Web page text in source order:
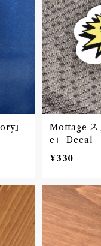
」
Mottage ス
e」
¥330